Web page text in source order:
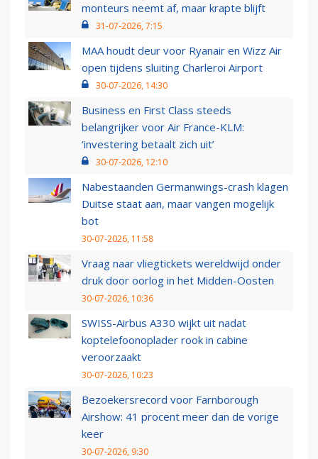
monteurs neemt af, maar krapte blijft
31-07-2026, 7:15
MAA houdt deur voor Ryanair en Wizz Air
open tijdens sluiting Charleroi Airport
30-07-2026, 14:30
Business en First Class steeds
belangrijker voor Air France-KLM:
‘investering betaalt zich uit’
30-07-2026, 12:10
Nabestaanden Germanwings-crash klagen
Duitse staat aan, maar vangen mogelijk
bot
30-07-2026, 11:58
Vraag naar vliegtickets wereldwijd onder
druk door oorlog in het Midden-Oosten
30-07-2026, 10:36
SWISS-Airbus A330 wijkt uit nadat
koptelefoonoplader rook in cabine
veroorzaakt
30-07-2026, 10:23
Bezoekersrecord voor Farnborough
Airshow: 41 procent meer dan de vorige
keer
30-07-2026, 9:30